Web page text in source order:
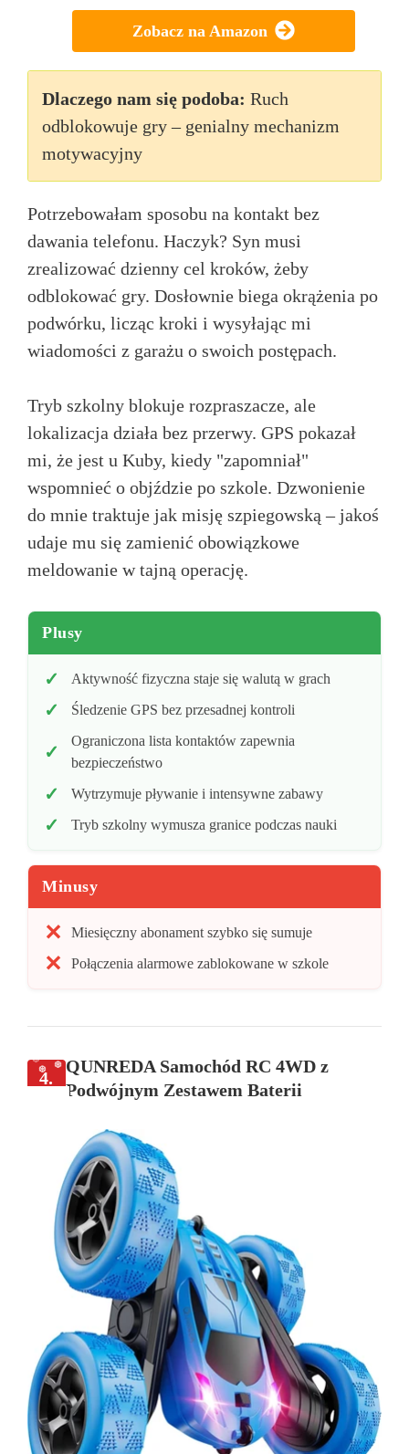
Zobacz na Amazon
Dlaczego nam się podoba: Ruch
odblokowuje gry – genialny mechanizm
motywacyjny
Potrzebowałam sposobu na kontakt bez
dawania telefonu. Haczyk? Syn musi
zrealizować dzienny cel kroków, żeby
odblokować gry. Dosłownie biega okrążenia po
podwórku, licząc kroki i wysyłając mi
wiadomości z garażu o swoich postępach.
Tryb szkolny blokuje rozpraszacze, ale
lokalizacja działa bez przerwy. GPS pokazał
mi, że jest u Kuby, kiedy "zapomniał"
wspomnieć o objździe po szkole. Dzwonienie
do mnie traktuje jak misję szpiegowską – jakoś
udaje mu się zamienić obowiązkowe
meldowanie w tajną operację.
Plusy
Aktywność fizyczna staje się walutą w grach
Śledzenie GPS bez przesadnej kontroli
Ograniczona lista kontaktów zapewnia
bezpieczeństwo
Wytrzymuje pływanie i intensywne zabawy
Tryb szkolny wymusza granice podczas nauki
Minusy
Miesięczny abonament szybko się sumuje
Połączenia alarmowe zablokowane w szkole
4.
QUNREDA Samochód RC 4WD z
Podwójnym Zestawem Baterii